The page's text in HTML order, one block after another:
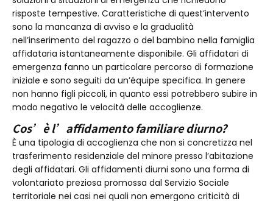
risposte tempestive. Caratteristiche di quest’intervento
sono la mancanza di avviso e la gradualità
nell’inserimento del ragazzo o del bambino nella famiglia
affidataria istantaneamente disponibile. Gli affidatari di
emergenza fanno un particolare percorso di formazione
iniziale e sono seguiti da un’équipe specifica. In genere
non hanno figli piccoli, in quanto essi potrebbero subire in
modo negativo le velocità delle accoglienze.
Cos’è l’affidamento familiare diurno?
È una tipologia di accoglienza che non si concretizza nel
trasferimento residenziale del minore presso l’abitazione
degli affidatari. Gli affidamenti diurni sono una forma di
volontariato preziosa promossa dal Servizio Sociale
territoriale nei casi nei quali non emergono criticità di